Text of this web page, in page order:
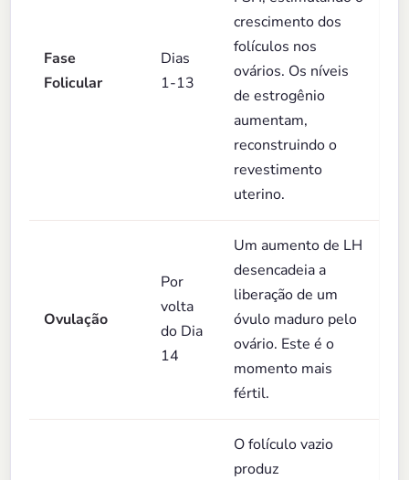
Fase
Folicular
Dias
1-13
crescimento dos
folículos nos
ovários. Os níveis
de estrogênio
aumentam,
reconstruindo o
revestimento
uterino.
Ovulação
Por
volta
do Dia
14
Um aumento de LH
desencadeia a
liberação de um
óvulo maduro pelo
ovário. Este é o
momento mais
fértil.
O folículo vazio
produz